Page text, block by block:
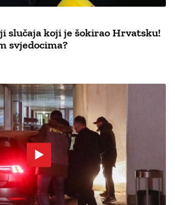
slučaja koji je šokirao Hrvatsku!
svjedocima?